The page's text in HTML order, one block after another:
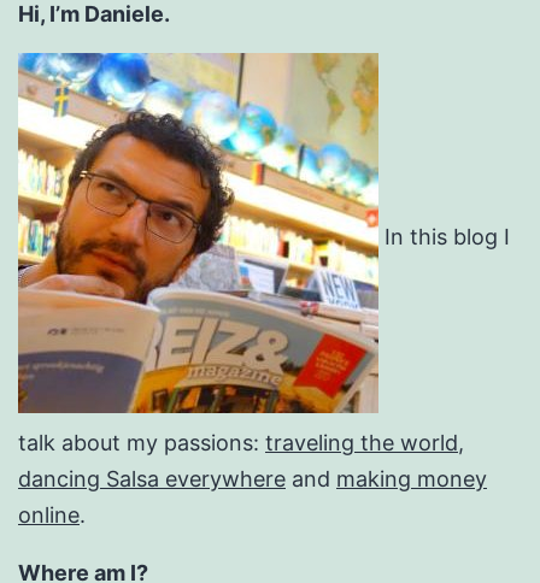
Hi, I’m Daniele.
In this blog I
talk about my passions: traveling the world,
dancing Salsa everywhere and making money
online.
Where am I?